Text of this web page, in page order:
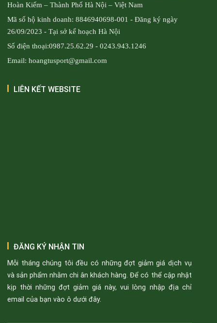
Hoàn Kiếm – Thành Phố Hà Nội – Việt Nam
Mã số hộ kinh doanh: 8846940698-001 - Đăng ký ngày
26/09/2023 - Tại sở kế hoạch Hà Nội
Số điện thoại:0987.25.62.29 - 0243.943.1246
Email: hoangtusport@gmail.com
LIÊN KẾT WEBSITE
ĐĂNG KÝ NHẬN TIN
Mỗi tháng chúng tôi đều có những đợt giảm giá dịch vụ
và sản phẩm nhằm chi ân khách hàng. Để có thể cập nhật
kịp thời những đợt giảm giá này, vui lòng nhập địa chỉ
email của bạn vào ô dưới đây.